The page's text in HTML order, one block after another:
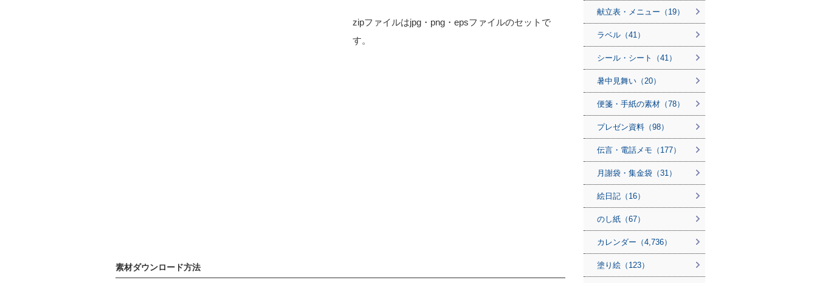
zipファイルはjpg・png・epsファイルのセットで
す。
素材ダウンロード方法
献立表・メニュー（19）
ラベル（41）
シール・シート（41）
暑中見舞い（20）
便箋・手紙の素材（78）
プレゼン資料（98）
伝言・電話メモ（177）
月謝袋・集金袋（31）
絵日記（16）
のし紙（67）
カレンダー（4,736）
塗り絵（123）